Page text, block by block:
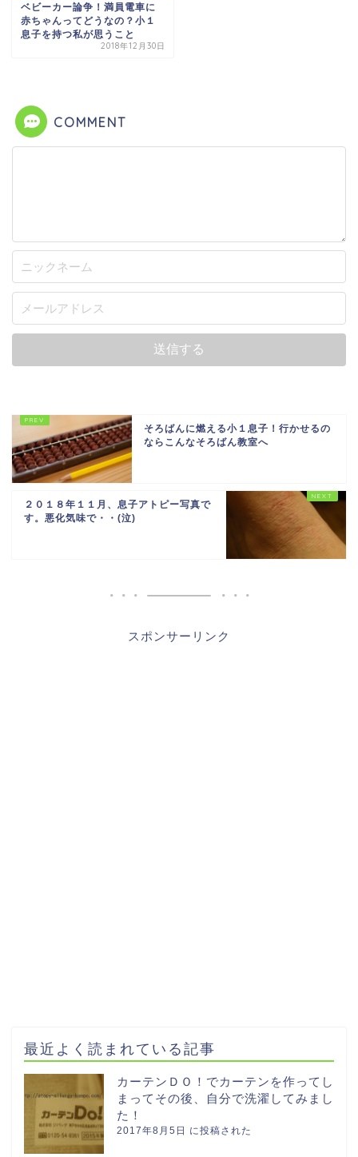
ベビーカー論争！満員電車に
赤ちゃんってどうなの？小１
息子を持つ私が思うこと
2018年12月30日
COMMENT
そろばんに燃える小１息子！行かせるの
ならこんなそろばん教室へ
２０１８年１１月、息子アトピー写真で
す。悪化気味で・・(泣)
スポンサーリンク
最近よく読まれている記事
カーテンＤＯ！でカーテンを作ってし
まってその後、自分で洗濯してみまし
た！
2017年8月5日 に投稿された